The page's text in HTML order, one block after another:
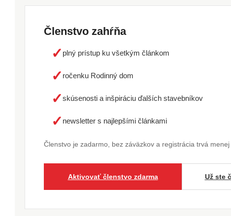
Členstvo zahŕňa
✓ plný prístup ku všetkým článkom
✓ ročenku Rodinný dom
✓skúsenosti a inšpiráciu ďalších stavebníkov
✓ newsletter s najlepšími článkami
Členstvo je zadarmo, bez záväzkov a registrácia trvá
Aktivovať členstvo zdarma Už ste